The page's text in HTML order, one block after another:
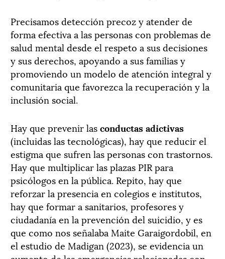
Precisamos detección precoz y atender de
forma efectiva a las personas con problemas de
salud mental desde el respeto a sus decisiones
y sus derechos, apoyando a sus familias y
promoviendo un modelo de atención integral y
comunitaria que favorezca la recuperación y la
inclusión social.
Hay que prevenir lasconductas adictivas
(incluidas las tecnológicas), hay que reducir el
estigma que sufren las personas con trastornos.
Hay que multiplicar las plazas PIR para
psicólogos en la pública. Repito, hay que
reforzar la presencia en colegios e institutos,
hay que formar a sanitarios, profesores y
ciudadanía en la prevención del suicidio, y es
que como nos señalaba Maite Garaigordobil, en
el estudio de Madigan (2023), se evidencia un